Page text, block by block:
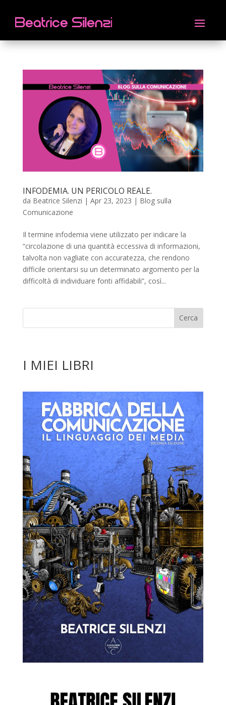
INFODEMIA. UN PERICOLO REALE.
da Beatrice Silenzi | Apr 23, 2023 | Blog sulla
Comunicazione
Il termine infodemia viene utilizzato per indicare la
“circolazione di una quantità eccessiva di informazioni,
talvolta non vagliate con accuratezza, che rendono
difficile orientarsi su un determinato argomento per la
difficoltà di individuare fonti affidabili”, così...
I MIEI LIBRI